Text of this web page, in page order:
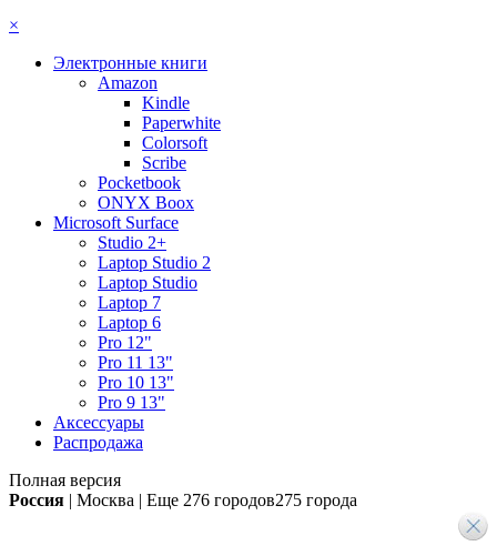
×
Электронные книги
Amazon
Kindle
Paperwhite
Colorsoft
Scribe
Pocketbook
ONYX Boox
Microsoft Surface
Studio 2+
Laptop Studio 2
Laptop Studio
Laptop 7
Laptop 6
Pro 12"
Pro 11 13"
Pro 10 13"
Pro 9 13"
Аксессуары
Распродажа
Полная версия
Россия | Москва | Еще 276 городов275 города